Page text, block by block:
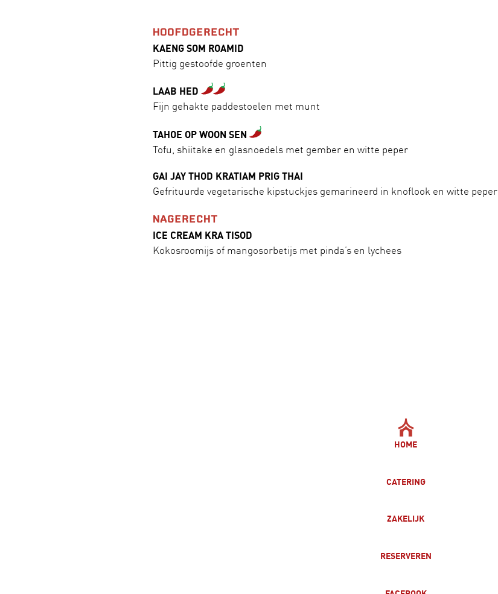
HOOFDGERECHT
KAENG SOM ROAMID
Pittig gestoofde groenten
LAAB HED
Fijn gehakte paddestoelen met munt
TAHOE OP WOON SEN
Tofu, shiitake en glasnoedels met gember en witte peper
GAI JAY THOD KRATIAM PRIG THAI
Gefrituurde vegetarische kipstuckjes gemarineerd in knoflook en witte peper
NAGERECHT
ICE CREAM KRA TISOD
Kokosroomijs of mangosorbetijs met pinda’s en lychees
HOME
CATERING
ZAKELIJK
RESERVEREN